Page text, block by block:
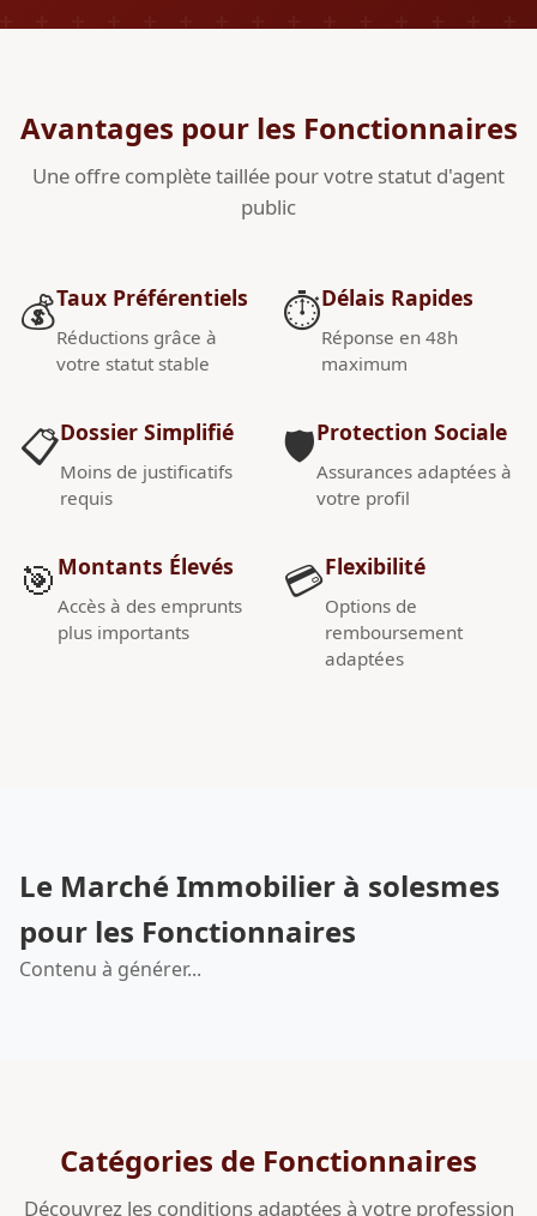
Avantages pour les Fonctionnaires
Une offre complète taillée pour votre statut d'agent
public
💰Taux Préférentiels
Réductions grâce à
votre statut stable
📋Dossier Simplifié
Moins de justificatifs
requis
🎯 Montants Élevés
Accès à des emprunts
plus importants
⏱️Délais Rapides
Réponse en 48h
maximum
🛡️Protection Sociale
Assurances adaptées à
votre profil
💳Flexibilité
Options de
remboursement
adaptées
Le Marché Immobilier à solesmes
pour les Fonctionnaires
Contenu à générer...
Catégories de Fonctionnaires
Découvrez les conditions adaptées à votre profession